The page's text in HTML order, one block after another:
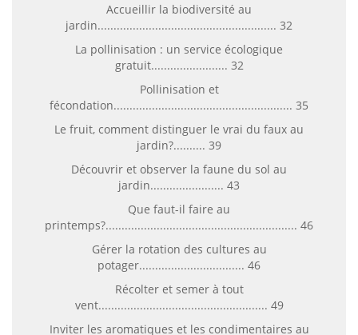
Accueillir la biodiversité au
jardin........................................................ 32
La pollinisation : un service écologique
gratuit........................ 32
Pollinisation et
fécondation........................................................ 35
Le fruit, comment distinguer le vrai du faux au
jardin?.......... 39
Découvrir et observer la faune du sol au
jardin....................... 43
Que faut-il faire au
printemps?............................................................ 46
Gérer la rotation des cultures au
potager................................. 46
Récolter et semer à tout
vent..................................................... 49
Inviter les aromatiques et les condimentaires au